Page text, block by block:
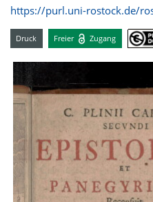
https://purl.uni-rostock.de/
Druck Freier Zugang